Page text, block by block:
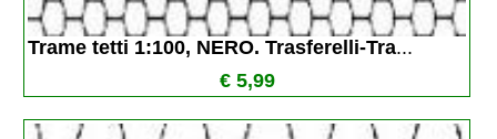
Trame tetti 1:100, NERO. Trasferelli-Tra...
€ 5,99